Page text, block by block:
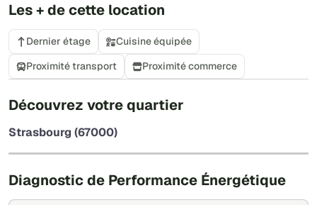
Les + de cette location
Dernier étage
Cuisine équipée
Proximité transport
Proximité commerce
Découvrez votre quartier
Strasbourg (67000)
Diagnostic de Performance Énergétique